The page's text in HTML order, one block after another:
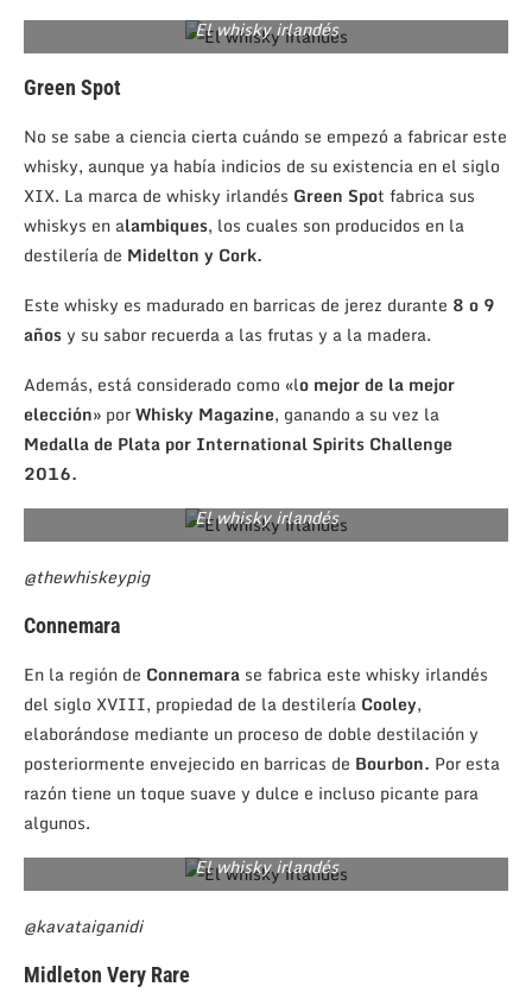
El whisky irlandés
Green Spot
No se sabe a ciencia cierta cuándo se empezó a fabricar este
whisky, aunque ya había indicios de su existencia en el siglo
XIX. La marca de whisky irlandés Green Spot fabrica sus
whiskys en alambiques, los cuales son producidos en la
destilería de Midelton y Cork.
Este whisky es madurado en barricas de jerez durante 8 o 9
añosy su sabor recuerda a las frutas y a la madera.
Además, está considerado como «lo mejor de la mejor
elección» porWhisky Magazine, ganando a su vez la
Medalla de Plata por International Spirits Challenge
2016.
El whisky irlandés
@thewhiskeypig
Connemara
En la región de Connemara se fabrica este whisky irlandés
del siglo XVIII, propiedad de la destilería Cooley,
elaborándose mediante un proceso de doble destilación y
posteriormente envejecido en barricas de Bourbon. Por esta
razón tiene un toque suave y dulce e incluso picante para
algunos.
El whisky irlandés
@kavataiganidi
Midleton Very Rare